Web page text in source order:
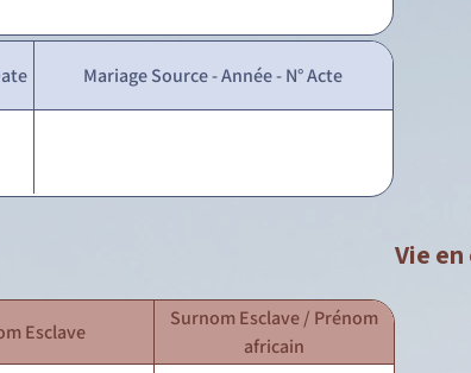
Mariage Source - Année - N° Acte
Vie
Esclave
Surnom Esclave / Prénom
africain